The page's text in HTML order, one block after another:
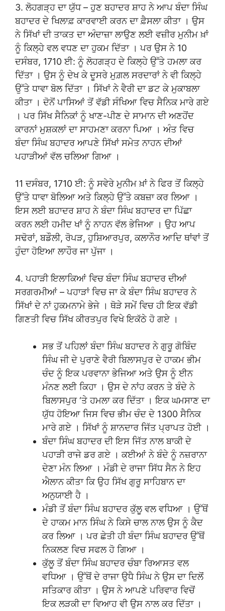
3. ਲੋਹਗੜ੍ਹ ਦਾ ਯੁੱਧ – ਹੁਣ ਬਹਾਦਰ ਸ਼ਾਹ ਨੇ ਆਪ ਬੰਦਾ ਸਿੰਘ
ਬਹਾਦਰ ਦੇ ਖਿਲਾਫ਼ ਕਾਰਵਾਈ ਕਰਨ ਦਾ ਫ਼ੈਸਲਾ ਕੀਤਾ । ਉਸ
ਨੇ ਸਿੱਖਾਂ ਦੀ ਤਾਕਤ ਦਾ ਅੰਦਾਜ਼ਾ ਲਾਉਣ ਲਈ ਵਜ਼ੀਰ ਮੁਨੀਮ ਖ਼ਾਂ
ਨੂੰ ਕਿਲ੍ਹੇ ਵਲ ਵਧਣ ਦਾ ਹੁਕਮ ਦਿੱਤਾ । ਪਰ ਉਸ ਨੇ 10
ਦਸੰਬਰ, 1710 ਈ: ਨੂੰ ਲੋਹਗੜ੍ਹ ਦੇ ਕਿਲ੍ਹੇ ਉੱਤੇ ਹਮਲਾ ਕਰ
ਦਿੱਤਾ । ਉਸ ਨੂੰ ਦੇਖ ਕੇ ਦੂਸਰੇ ਮੁਗ਼ਲ ਸਰਦਾਰਾਂ ਨੇ ਵੀ ਕਿਲ੍ਹੇ
ਉੱਤੇ ਧਾਵਾ ਬੋਲ ਦਿੱਤਾ । ਸਿੱਖਾਂ ਨੇ ਵੈਰੀ ਦਾ ਡਟ ਕੇ ਮੁਕਾਬਲਾ
ਕੀਤਾ । ਦੋਨੋਂ ਪਾਸਿਆਂ ਤੋਂ ਵੱਡੀ ਸੰਖਿਆ ਵਿਚ ਸੈਨਿਕ ਮਾਰੇ ਗਏ
। ਪਰ ਸਿੱਖ ਸੈਨਿਕਾਂ ਨੂੰ ਖਾਣ-ਪੀਣ ਦੇ ਸਾਮਾਨ ਦੀ ਅਣਹੋਂਦ
ਕਾਰਨਾਂ ਮੁਸ਼ਕਲਾਂ ਦਾ ਸਾਹਮਣਾ ਕਰਨਾ ਪਿਆ । ਅੰਤ ਵਿਚ
ਬੰਦਾ ਸਿੰਘ ਬਹਾਦਰ ਆਪਣੇ ਸਿੱਖਾਂ ਸਮੇਤ ਨਾਹਨ ਦੀਆਂ
ਪਹਾੜੀਆਂ ਵੱਲ ਚਲਿਆ ਗਿਆ ।
11 ਦਸੰਬਰ, 1710 ਈ: ਨੂੰ ਸਵੇਰੇ ਮੁਨੀਮ ਖ਼ਾਂ ਨੇ ਫਿਰ ਤੋਂ ਕਿਲ੍ਹੇ
ਉੱਤੇ ਧਾਵਾ ਬੋਲਿਆ ਅਤੇ ਕਿਲ੍ਹੇ ਉੱਤੇ ਕਬਜ਼ਾ ਕਰ ਲਿਆ ।
ਇਸ ਲਈ ਬਹਾਦਰ ਸ਼ਾਹ ਨੇ ਬੰਦਾ ਸਿੰਘ ਬਹਾਦਰ ਦਾ ਪਿੱਛਾ
ਕਰਨ ਲਈ ਹਮੀਦ ਖਾਂ ਨੂੰ ਨਾਹਨ ਵੱਲ ਭੇਜਿਆ । ਉਹ ਆਪ
ਸਢੋਰਾਂ, ਬਡੌਲੀ, ਰੋਪੜ, ਹੁਸ਼ਿਆਰਪੁਰ, ਕਲਾਨੌਰ ਆਦਿ ਥਾਂਵਾਂ ਤੋਂ
ਹੁੰਦਾ ਹੋਇਆ ਲਾਹੌਰ ਜਾ ਪੁੱਜਾ ।
4. ਪਹਾੜੀ ਇਲਾਕਿਆਂ ਵਿਚ ਬੰਦਾ ਸਿੰਘ ਬਹਾਦਰ ਦੀਆਂ
ਸਰਗਰਮੀਆਂ – ਪਹਾੜਾਂ ਵਿਚ ਜਾ ਕੇ ਬੰਦਾ ਸਿੰਘ ਬਹਾਦਰ ਨੇ
ਸਿੱਖਾਂ ਦੇ ਨਾਂ ਹੁਕਮਨਾਮੇ ਭੇਜੇ । ਥੋੜੇ ਸਮੇਂ ਵਿਚ ਹੀ ਇਕ ਵੱਡੀ
ਗਿਣਤੀ ਵਿਚ ਸਿੱਖ ਕੀਰਤਪੁਰ ਵਿਖੇ ਇਕੱਠੇ ਹੋ ਗਏ ।
ਸਭ ਤੋਂ ਪਹਿਲਾਂ ਬੰਦਾ ਸਿੰਘ ਬਹਾਦਰ ਨੇ ਗੁਰੂ ਗੋਬਿੰਦ
ਸਿੰਘ ਜੀ ਦੇ ਪੁਰਾਣੇ ਵੈਰੀ ਬਿਲਾਸਪੁਰ ਦੇ ਹਾਕਮ ਭੀਮ
ਚੰਦ ਨੂੰ ਇਕ ਪਰਵਾਨਾ ਭੇਜਿਆ ਅਤੇ ਉਸ ਨੂੰ ਈਨ
ਮੰਨਣ ਲਈ ਕਿਹਾ । ਉਸ ਦੇ ਨਾਂਹ ਕਰਨ ਤੇ ਬੰਦੇ ਨੇ
ਬਿਲਾਸਪੁਰ ‘ਤੇ ਹਮਲਾ ਕਰ ਦਿੱਤਾ । ਇਕ ਘਮਸਾਣ ਦਾ
ਯੁੱਧ ਹੋਇਆ ਜਿਸ ਵਿਚ ਭੀਮ ਚੰਦ ਦੇ 1300 ਸੈਨਿਕ
ਮਾਰੇ ਗਏ । ਸਿੱਖਾਂ ਨੂੰ ਸ਼ਾਨਦਾਰ ਜਿੱਤ ਪ੍ਰਾਪਤ ਹੋਈ ।
ਬੰਦਾ ਸਿੰਘ ਬਹਾਦਰ ਦੀ ਇਸ ਜਿੱਤ ਨਾਲ ਬਾਕੀ ਦੇ
ਪਹਾੜੀ ਰਾਜੇ ਡਰ ਗਏ । ਕਈਆਂ ਨੇ ਬੰਦੇ ਨੂੰ ਨਜ਼ਰਾਨਾ
ਦੇਣਾ ਮੰਨ ਲਿਆ । ਮੰਡੀ ਦੇ ਰਾਜਾ ਸਿੱਧ ਸੈਨ ਨੇ ਇਹ
ਐਲਾਨ ਕੀਤਾ ਕਿ ਉਹ ਸਿੱਖ ਗੁਰੂ ਸਾਹਿਬਾਨ ਦਾ
ਅਨੁਯਾਈ ਹੈ ।
ਮੰਡੀ ਤੋਂ ਬੰਦਾ ਸਿੰਘ ਬਹਾਦਰ ਕੁੱਲੂ ਵਲ ਵਧਿਆ । ਉੱਥੋਂ
ਦੇ ਹਾਕਮ ਮਾਨ ਸਿੰਘ ਨੇ ਕਿਸੇ ਚਾਲ ਨਾਲ ਉਸ ਨੂੰ ਕੈਦ
ਕਰ ਲਿਆ । ਪਰ ਛੇਤੀ ਹੀ ਬੰਦਾ ਸਿੰਘ ਬਹਾਦਰ ਉੱਥੋਂ
ਨਿਕਲਣ ਵਿਚ ਸਫਲ ਹੋ ਗਿਆ ।
ਕੁੱਲੂ ਤੋਂ ਬੰਦਾ ਸਿੰਘ ਬਹਾਦਰ ਚੰਬਾ ਰਿਆਸਤ ਵਲ
ਵਧਿਆ । ਉੱਥੋਂ ਦੇ ਰਾਜਾ ਉਧੈ ਸਿੰਘ ਨੇ ਉਸ ਦਾ ਦਿਲੋਂ
ਸਤਿਕਾਰ ਕੀਤਾ । ਉਸ ਨੇ ਆਪਣੇ ਪਰਿਵਾਰ ਵਿਚੋਂ
ਇਕ ਲੜਕੀ ਦਾ ਵਿਆਹ ਵੀ ਉਸ ਨਾਲ ਕਰ ਦਿੱਤਾ ।